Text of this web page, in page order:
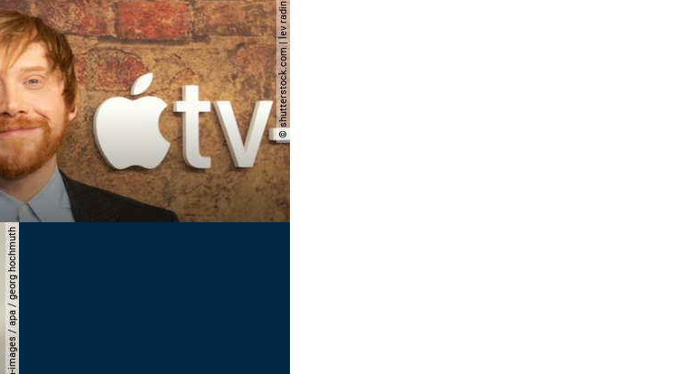
© shutterstock.com | lev radin
© apa-images / apa / georg hochmuth